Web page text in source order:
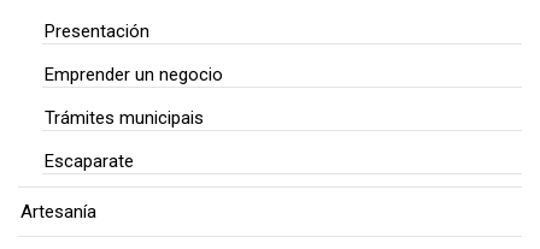
Presentación
Emprender un negocio
Trámites municipais
Escaparate
Artesanía